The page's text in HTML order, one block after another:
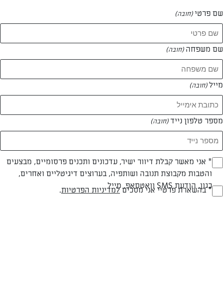
המתכונים של
0 מתכונים
המאמרים של רויטל עוזיאל
שם פרטי(חובה)
שם משפחה (חובה)
מייל(חובה)
מספר טלפון נייד(חובה)
Opt_In
(חובה)
* אני מאשר קבלת דיוור ישיר, עדכונים ותכנים פרסומיים, מבצעים
והטבות מקבוצת תנובה ושותפיה, בערוצים דיגיטליים ואחרים,
כגון, הודעת SMS וואטסאפ, מייל
RegulationsApproved
* בהשארת פרטיי אני מסכיםלמדיניות הפרטיות.